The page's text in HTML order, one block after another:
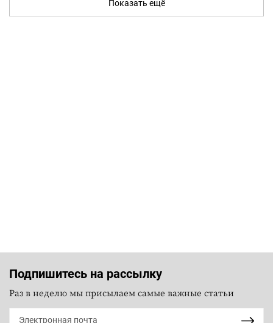
Показать ещё
Подпишитесь на рассылку
Раз в неделю мы присылаем самые важные статьи